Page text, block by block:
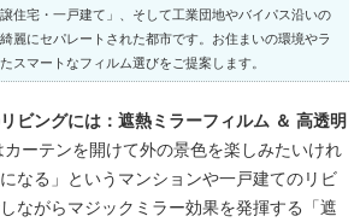
住宅・一戸建て」、そして工業団地やバイパス沿いの
麗にセパレートされた都市です。お住まいの環境やラ
スマートなフィルム選びをご提案します。
ビングには：遮熱ミラーフィルム ＆ 高透明
カーテンを開けて外の景色を楽しみたいけれ
なる」というマンションや一戸建てのリビ
ながらマジックミラー効果を発揮する「遮